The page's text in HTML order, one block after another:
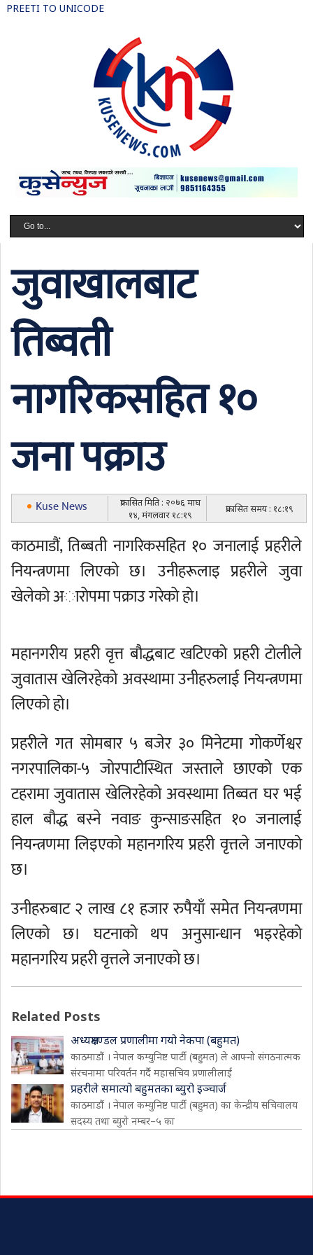
PREETI TO UNICODE
जुवाखालबाट
तिब्वती
नागरिकसहित १०
जना पक्राउ
Kuse News
प्रकासित मिति : २०७६ माघ
१४, मंगलवार १८:१९
प्रकासित समय : १८:१९
काठमाडौं, तिब्बती नागरिकसहित १० जनालाई प्रहरीले
नियन्त्रणमा लिएको छ। उनीहरूलाइ प्रहरीले जुवा
खेलेकाे अाराेपमा पक्राउ गरेकाे हाे।
महानगरीय प्रहरी वृत्त बौद्धबाट खटिएको प्रहरी टोलीले
जुवातास खेलिरहेको अवस्थामा उनीहरुलाई नियन्त्रणमा
लिएको हो।
प्रहरीले गत सोमबार ५ बजेर ३० मिनेटमा गोकर्णेश्वर
नगरपालिका-५ जोरपाटीस्थित जस्ताले छाएको एक
टहरामा जुवातास खेलिरहेको अवस्थामा तिब्वत घर भई
हाल बौद्ध बस्ने नवाङ कुन्साङसहित १० जनालाई
नियन्त्रणमा लिइएको महानगरिय प्रहरी वृत्तले जनाएको
छ।
उनीहरुबाट २ लाख ८१ हजार रुपैयाँ समेत नियन्त्रणमा
लिएको छ। घटनाको थप अनुसान्धान भइरहेको
महानगरिय प्रहरी वृत्तले जनाएको छ।
Related Posts
अध्यक्षमण्डल प्रणालीमा गयो नेकपा (बहुमत)
काठमाडौं । नेपाल कम्युनिष्ट पार्टी (बहुमत) ले आफ्नो संगठनात्मक
संरचनामा परिवर्तन गर्दै महासचिव प्रणालीलाई
प्रहरीले समात्यो बहुमतका ब्युरो इञ्चार्ज
काठमाडौं । नेपाल कम्युनिष्ट पार्टी (बहुमत) का केन्द्रीय सचिवालय
सदस्य तथा ब्युरो नम्बर–५ का